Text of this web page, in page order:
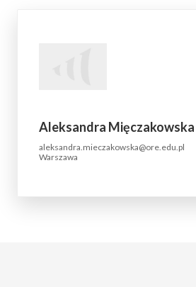
Aleksandra Mięczakowska
aleksandra.mieczakowska@ore.edu.pl
Warszawa